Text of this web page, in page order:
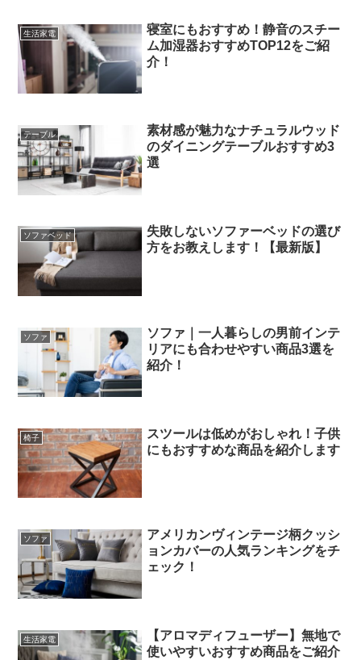
生活家電
寝室にもおすすめ！静音のスチー
ム加湿器おすすめTOP12をご紹
介！
テーブル
素材感が魅力なナチュラルウッド
のダイニングテーブルおすすめ3
選
ソファベッド
失敗しないソファーベッドの選び
方をお教えします！【最新版】
ソファ
ソファ｜一人暮らしの男前インテ
リアにも合わせやすい商品3選を
紹介！
椅子
スツールは低めがおしゃれ！子供
にもおすすめな商品を紹介します
ソファ
アメリカンヴィンテージ柄クッシ
ョンカバーの人気ランキングをチ
ェック！
生活家電
【アロマディフューザー】無地で
使いやすいおすすめ商品をご紹介